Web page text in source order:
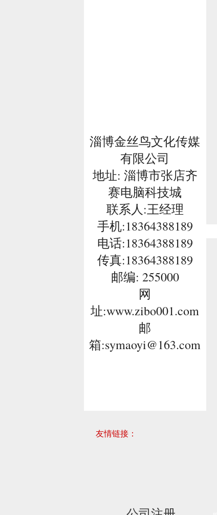
淄博金丝鸟文化传媒
有限公司
地址: 淄博市张店齐
赛电脑科技城
联系人:王经理
手机:18364388189
电话:18364388189
传真:18364388189
邮编: 255000
网
址:www.zibo001.com
邮
箱:symaoyi@163.com
友情链接：